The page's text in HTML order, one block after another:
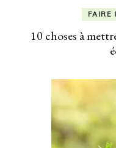
FAIRE
10 choses à